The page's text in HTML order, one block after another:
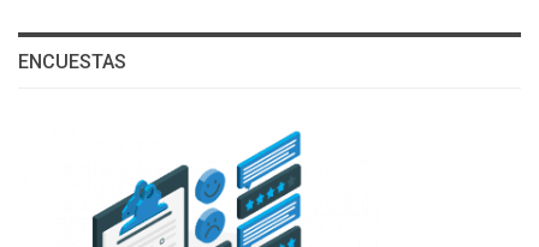
ENCUESTAS